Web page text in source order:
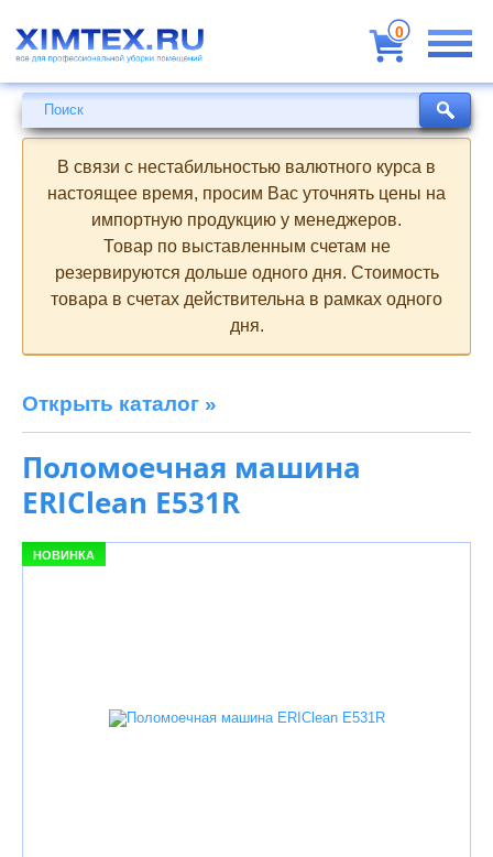
для
профессиональной
уборки
помещений
Поиск
В связи с нестабильностью валютного курса в
настоящее время, просим Вас уточнять цены на
импортную продукцию у менеджеров.
Товар по выставленным счетам не
резервируются дольше одного дня. Стоимость
товара в счетах действительна в рамках одного
дня.
Открыть каталог »
Поломоечная машина
ERIClean E531R
НОВИНКА
Поиск
0